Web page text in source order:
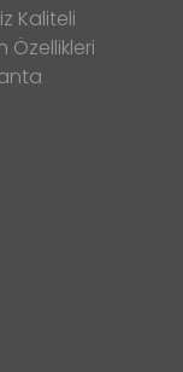
Kaliteli
Özellikleri